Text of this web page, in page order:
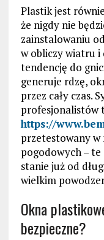
Plastik jest
że ​​nigdy nie
zainstalowaniu
w obliczy wiatru i
tendencję do
generuje rdzę,
przez cały czas.
profesjonalistów
https://
przetestowany
pogodowych –
stanie już od
wielkim
Okna
bezpieczne?